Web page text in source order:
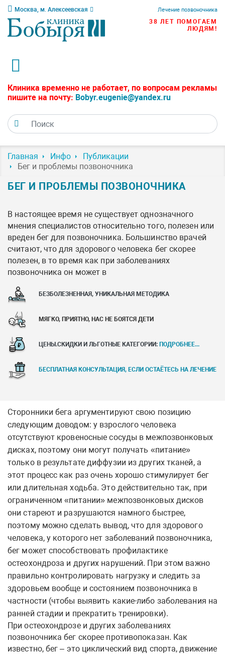
Москва, м. Алексеевская Лечение позвоночника
38 ЛЕТ ПОМОГАЕМ
ЛЮДЯМ!
Клиника временно не работает, по вопросам рекламы
пишите на почту: Bobyr.eugenie@yandex.ru
Главная Инфо
Публикации
Бег и проблемы позвоночника
БЕГ И ПРОБЛЕМЫ ПОЗВОНОЧНИКА
В настоящее время не существует однозначного
мнения специалистов относительно того, полезен или
вреден бег для позвоночника. Большинство врачей
считают, что для здорового человека бег скорее
полезен, в то время как при заболеваниях
позвоночника он может в
БЕЗБОЛЕЗНЕННАЯ, УНИКАЛЬНАЯ МЕТОДИКА
МЯГКО, ПРИЯТНО, НАС НЕ БОЯТСЯ ДЕТИ
ЦЕНЫ.СКИДКИ И ЛЬГОТНЫЕ КАТЕГОРИИ: ПОДРОБНЕЕ...
БЕСПЛАТНАЯ КОНСУЛЬТАЦИЯ, ЕСЛИ ОСТАЁТЕСЬ НА ЛЕЧЕНИЕ
Сторонники бега аргументируют свою позицию
следующим доводом: у взрослого человека
отсутствуют кровеносные сосуды в межпозвонковых
дисках, поэтому они могут получать «питание»
только в результате диффузии из других тканей, а
этот процесс как раз очень хорошо стимулирует бег
или длительная ходьба. Это действительно так, при
ограниченном «питании» межпозвонковых дисков
они стареют и разрушаются намного быстрее,
поэтому можно сделать вывод, что для здорового
человека, у которого нет заболеваний позвоночника,
бег может способствовать профилактике
остеохондроза и других нарушений. При этом важно
правильно контролировать нагрузку и следить за
здоровьем вообще и состоянием позвоночника в
частности (чтобы выявить какие-либо заболевания на
ранней стадии и прекратить тренировки).
При остеохондрозе и других заболеваниях
позвоночника бег скорее противопоказан. Как
известно, бег – это циклический вид спорта, движение